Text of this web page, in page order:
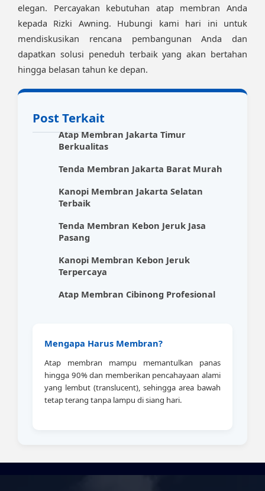
elegan. Percayakan kebutuhan atap membran Anda
kepada Rizki Awning. Hubungi kami hari ini untuk
mendiskusikan rencana pembangunan Anda dan
dapatkan solusi peneduh terbaik yang akan bertahan
hingga belasan tahun ke depan.
Post Terkait
Atap Membran Jakarta Timur
Berkualitas
Tenda Membran Jakarta Barat Murah
Kanopi Membran Jakarta Selatan
Terbaik
Tenda Membran Kebon Jeruk Jasa
Pasang
Kanopi Membran Kebon Jeruk
Terpercaya
Atap Membran Cibinong Profesional
Mengapa Harus Membran?
Atap membran mampu memantulkan panas
hingga 90% dan memberikan pencahayaan alami
yang lembut (translucent), sehingga area bawah
tetap terang tanpa lampu di siang hari.